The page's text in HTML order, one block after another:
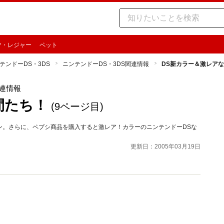
レジャー ペット
ンドーDS・3DS ニンテンドーDS・3DS関連情報 DS新カラー＆激レア
情報
ち！ (9ページ目)
さらに、ペプシ商品を購入すると激レア！カラーのニンテンドーDSな
更新日：2005年03月19日